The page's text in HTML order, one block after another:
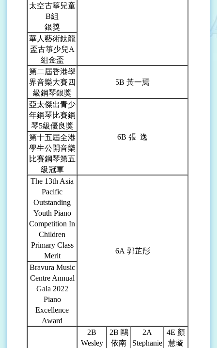
太空古箏兒童
B組
銀獎
華人藝術鈦龍
盃古箏少兒A
組金盃
第二屆香港學
界音樂大賽四
級鋼琴銀獎
5B 黃一焉
亞太傑出青少
年鋼琴比賽鋼
琴5級優良獎
6B 張 逸
第十五屆全港
學生公開音樂
比賽鋼琴第五
級冠軍
The 13th Asia
Pacific
Outstanding
Youth Piano
Competition In
Children
Primary Class
Merit
6A 郭芷彤
Bravura Music
Centre Annual
Gala 2022
Piano
Excellence
Award
2B
Wesley
2B 鷗
依南
2A
Stephanie
4E 顏
慧璇